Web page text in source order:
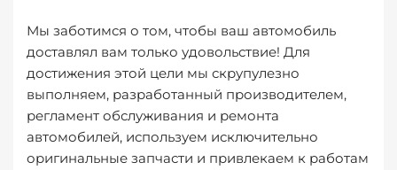
Мы заботимся о том, чтобы ваш автомобиль
доставлял вам только удовольствие! Для
достижения этой цели мы скрупулезно
выполняем, разработанный производителем,
регламент обслуживания и ремонта
автомобилей, используем исключительно
оригинальные запчасти и привлекаем к работам